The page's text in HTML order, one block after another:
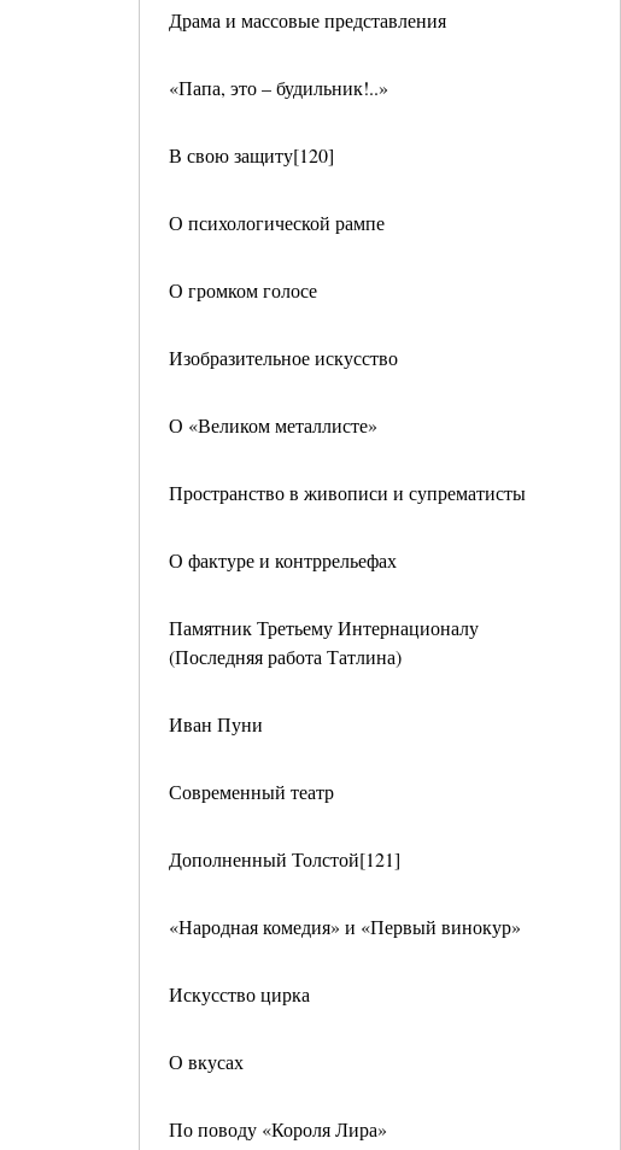
Драма и массовые представления
«Папа, это – будильник!..»
В свою защиту[120]
О психологической рампе
О громком голосе
Изобразительное искусство
О «Великом металлисте»
Пространство в живописи и супрематисты
О фактуре и контррельефах
Памятник Третьему Интернационалу
(Последняя работа Татлина)
Иван Пуни
Современный театр
Дополненный Толстой[121]
«Народная комедия» и «Первый винокур»
Искусство цирка
О вкусах
По поводу «Короля Лира»